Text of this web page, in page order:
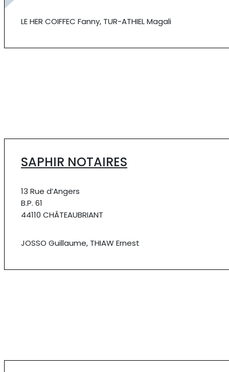
LE HER COIFFEC Fanny, TUR-ATHIEL Magali
SAPHIR NOTAIRES
13 Rue d’Angers
B.P. 61
44110 CHÂTEAUBRIANT
JOSSO Guillaume, THIAW Ernest